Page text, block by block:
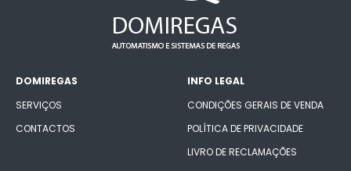
DOMIREGAS
SERVIÇOS
CONTACTOS
INFO LEGAL
CONDIÇÕES GERAIS DE VENDA
POLÍTICA DE PRIVACIDADE
LIVRO DE RECLAMAÇÕES